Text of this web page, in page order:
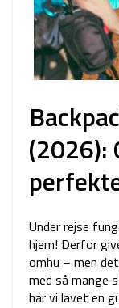
(2026):
Under rejse
hjem! Derfor
omhu – men
med så mange
har vi lavet en